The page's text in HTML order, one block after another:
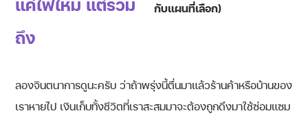
แค่ไฟไหม้ แต่รวม
ถึง
กับแผนที่เลือก)
ลองจินตนาการดูนะครับ ว่าถ้าพรุ่งนี้ตื่นมาแล้วร้านค้าหรือบ้านของ
เราหายไป เงินเก็บทั้งชีวิตที่เราสะสมมาจะต้องถูกดึงมาใช้ซ่อมแซม